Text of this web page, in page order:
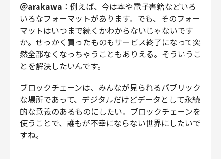
＠arakawa ：例えば、今は本や電子書籍などいろ
いろなフォーマットがあります。でも、そのフォー
マットはいつまで続くかわからないじゃないです
か。せっかく買ったものもサービス終了になって突
然全部なくなっちゃうこともありえる。そういうこ
とを解決したいんです。
ブロックチェーンは、みんなが見られるパブリック
な場所であって、デジタルだけどデータとして永続
的な意義のあるものにしたい。ブロックチェーンを
使うことで、誰もが不幸にならない世界にしたいで
すね。